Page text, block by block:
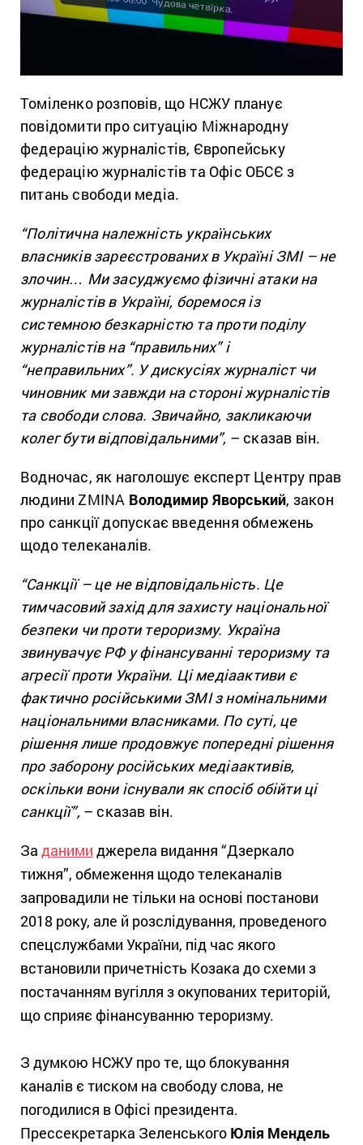
Томіленко розповів, що НСЖУ планує
повідомити про ситуацію Міжнародну
федерацію журналістів, Європейську
федерацію журналістів та Офіс ОБСЄ з
питань свободи медіа.
“Політична належність українських
власників зареєстрованих в Україні ЗМІ – не
злочин… Ми засуджуємо фізичні атаки на
журналістів в Україні, боремося із
системною безкарністю та проти поділу
журналістів на “правильних” і
“неправильних”. У дискусіях журналіст чи
чиновник ми завжди на стороні журналістів
та свободи слова. Звичайно, закликаючи
колег бути відповідальними”, – сказав він.
Водночас, як наголошує експерт Центру прав
людини ZMINA Володимир Яворський, закон
про санкції допускає введення обмежень
щодо телеканалів.
“Санкції – це не відповідальність. Це
тимчасовий захід для захисту національної
безпеки чи проти тероризму. Україна
звинувачує РФ у фінансуванні тероризму та
агресії проти України. Ці медіаактиви є
фактично російськими ЗМІ з номінальними
національними власниками. По суті, це
рішення лише продовжує попередні рішення
про заборону російських медіаактивів,
оскільки вони існували як спосіб обійти ці
санкції”,– сказав він.
За даними джерела видання “Дзеркало
тижня”, обмеження щодо телеканалів
запровадили не тільки на основі постанови
2018 року, але й розслідування, проведеного
спецслужбами України, під час якого
встановили причетність Козака до схеми з
постачанням вугілля з окупованих територій,
що сприяє фінансуванню тероризму.
З думкою НСЖУ про те, що блокування
каналів є тиском на свободу слова, не
погодилися в Офісі президента.
Прессекретарка Зеленського Юлія Мендель